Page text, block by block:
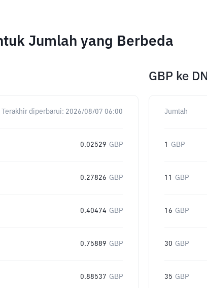
Jumlah yang Berbeda
Terakhir diperbarui: 2026/08/07 06:00
0.02529 GBP
0.27826 GBP
0.40474 GBP
0.75889 GBP
0.88537 GBP
GBP ke DN
Jumlah
1 GBP
11 GBP
16 GBP
30 GBP
35 GBP